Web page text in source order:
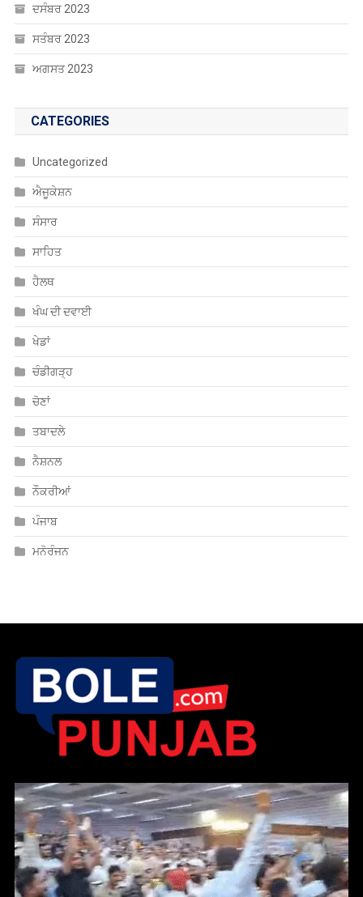
CATEGORIES
Uncategorized
ਸਾਹਿਤ
ਹੈਲਥ
ਖੰਘ ਦੀ ਦਵਾਈ
ਖੇਡਾਂ
ਚੰਡੀਗੜ੍ਹ
ਚੋਣਾਂ
ਤਬਾਦਲੇ
ਨੈਸ਼ਨਲ
ਨੌਕਰੀਆਂ
ਪੰਜਾਬ
ਮਨੋਰੰਜਨ
ਪੰਜਾਬ ਕਾਂਗਰਸ ਦੀ ਲੁਧਿਆਣਾ ਮੀਟਿੰਗ ‘ਚ ਵੜਿੰਗ ਅਤੇ ਆਸ਼ੂ ਸਮਰਥਕ ਭਿੜੇ